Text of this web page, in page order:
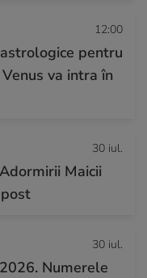
12:00
pentru
va intra în
30 iul.
Maicii
30 iul.
Numerele